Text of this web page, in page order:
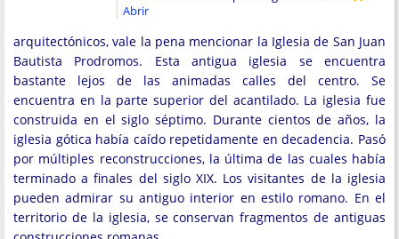
Abrir
arquitectónicos, vale la pena mencionar la Iglesia de San Juan
Bautista Prodromos. Esta antigua iglesia se encuentra
bastante lejos de las animadas calles del centro. Se
encuentra en la parte superior del acantilado. La iglesia fue
construida en el siglo séptimo. Durante cientos de años, la
iglesia gótica había caído repetidamente en decadencia. Pasó
por múltiples reconstrucciones, la última de las cuales había
terminado a finales del siglo XIX. Los visitantes de la iglesia
pueden admirar su antiguo interior en estilo romano. En el
territorio de la iglesia, se conservan fragmentos de antiguas